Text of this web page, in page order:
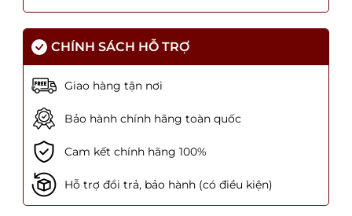
CHÍNH SÁCH HỖ TRỢ
Giao hàng tận nơi
Bảo hành chính hãng toàn quốc
Cam kết chính hãng 100%
Hỗ trợ đổi trả, bảo hành (có điều kiện)